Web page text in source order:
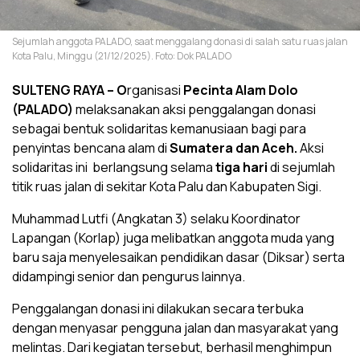
Sejumlah anggota PALADO, saat menggalang donasi di salah satu ruas jalan
Kota Palu, Minggu (21/12/2025). Foto: Dok PALADO
SULTENG RAYA – Organisasi Pecinta Alam Dolo
(PALADO) melaksanakan aksi penggalangan donasi
sebagai bentuk solidaritas kemanusiaan bagi para
penyintas bencana alam diSumatera dan Aceh.Aksi
solidaritas ini berlangsung selamatiga haridi sejumlah
titik ruas jalan di sekitar Kota Palu dan Kabupaten Sigi.
Muhammad Lutfi (Angkatan 3) selaku Koordinator
Lapangan (Korlap) juga melibatkan anggota muda yang
baru saja menyelesaikan pendidikan dasar (Diksar) serta
didampingi senior dan pengurus lainnya.
Penggalangan donasi ini dilakukan secara terbuka
dengan menyasar pengguna jalan dan masyarakat yang
melintas. Dari kegiatan tersebut, berhasil menghimpun